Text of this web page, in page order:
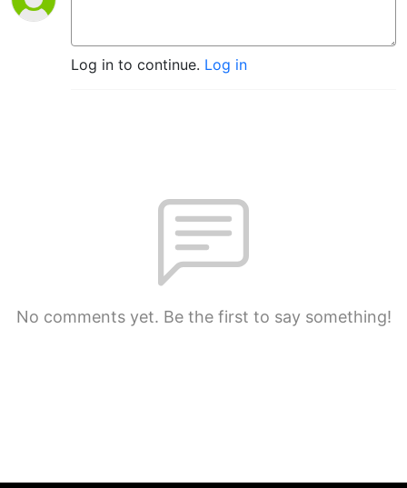
Log in to continue. Log in
No comments yet. Be the first to say something!